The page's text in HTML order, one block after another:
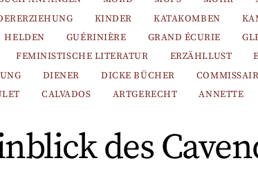
KINDER KATAKOMBEN
HELDEN GUÉRINIÈRE GRAND ÉCURIE
FEMINISTISCHE LITERATUR ERZÄHLLUST
DIENER DICKE BÜCHER
CALVADOS ARTGERECHT ANNETTE
des